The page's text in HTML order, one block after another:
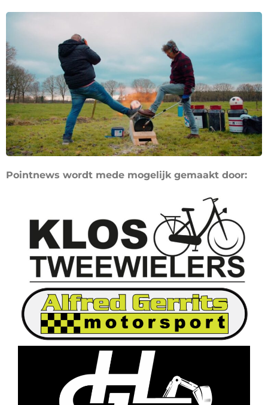
Pointnews wordt mede mogelijk gemaakt door: